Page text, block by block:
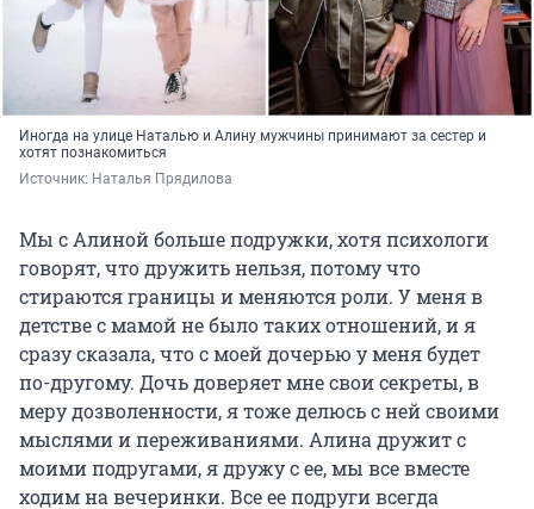
Иногда на улице Наталью и Алину мужчины принимают за сестер и
хотят познакомиться
Источник: Наталья Прядилова
Мы с Алиной больше подружки, хотя психологи
говорят, что дружить нельзя, потому что
стираются границы и меняются роли. У меня в
детстве с мамой не было таких отношений, и я
сразу сказала, что с моей дочерью у меня будет
по-другому. Дочь доверяет мне свои секреты, в
меру дозволенности, я тоже делюсь с ней своими
мыслями и переживаниями. Алина дружит с
моими подругами, я дружу с ее, мы все вместе
ходим на вечеринки. Все ее подруги всегда